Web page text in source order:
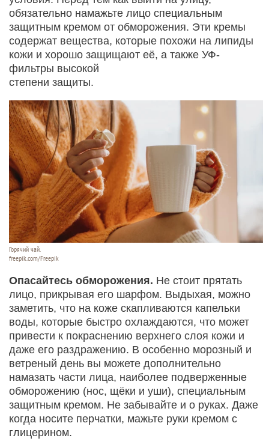
обязательно намажьте лицо специальным
защитным кремом от обморожения. Эти кремы
содержат вещества, которые похожи на липиды
кожи и хорошо защищают её, а также УФ-
фильтры высокой
степени защиты.
Горячий чай.
freepik.com/Freepik
Опасайтесь обморожения. Не стоит прятать
лицо, прикрывая его шарфом. Выдыхая, можно
заметить, что на коже скапливаются капельки
воды, которые быстро охлаждаются, что может
привести к покраснению верхнего слоя кожи и
даже его раздражению. В особенно морозный и
ветреный день вы можете дополнительно
намазать части лица, наиболее подверженные
обморожению (нос, щёки и уши), специальным
защитным кремом. Не забывайте и о руках. Даже
когда носите перчатки, мажьте руки кремом с
глицерином.